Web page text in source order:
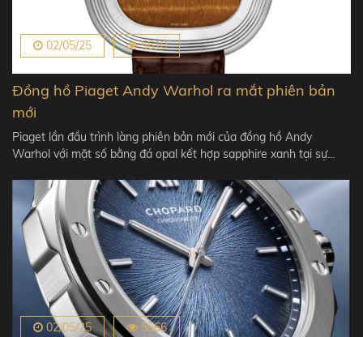
02/05/25 5610
Đồng hồ Piaget Andy Warhol ra mắt phiên bản
mới
Piaget lần đầu trình làng phiên bản mới của đồng hồ Andy
Warhol với mặt số bằng đá opal kết hợp sapphire xanh tại sự…
02/05/25 5566